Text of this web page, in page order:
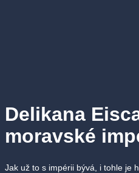
Delikana
moravské
Jak už to s impérii bývá, i tohle je